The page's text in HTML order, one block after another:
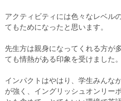
アクティビティには色々なレベル
てもためになったと思います。
先生方は親身になってくれる方が
ても情熱がある印象を受けました。
インパクトはやはり、学生みんな
が強く、イングリッシュオンリー